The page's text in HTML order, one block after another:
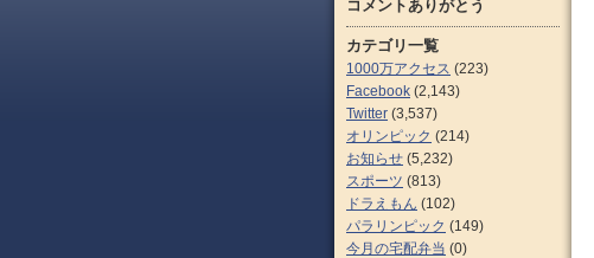
コメントありがとう
カテゴリ一覧
1000万アクセス (223)
Facebook (2,143)
Twitter (3,537)
オリンピック (214)
お知らせ (5,232)
スポーツ (813)
ドラえもん (102)
パラリンピック (149)
今月の宅配弁当 (0)